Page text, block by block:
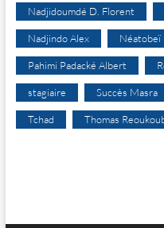
Nadjidoumdé D. Florent
Nadjindo Alex Néatobeï
Pahimi Padacké Albert
stagiaire Succès Masra
Tchad Thomas